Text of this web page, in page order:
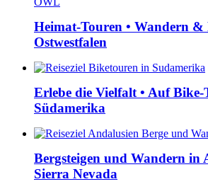
Heimat-Touren • Wandern
Ostwestfalen
Erlebe die Vielfalt • Auf Bike-
Südamerika
Bergsteigen und Wandern in
Sierra Nevada